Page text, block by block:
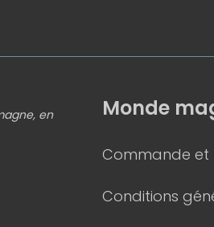
en Monde
Commande et
Conditions